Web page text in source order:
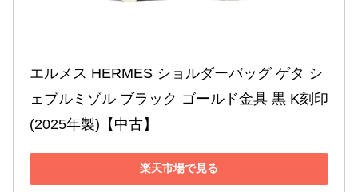
エルメス HERMES ショルダーバッグ ゲタ シ
ェブルミゾル ブラック ゴールド金具 黒 K刻印
(2025年製)【中古】
楽天市場で見る